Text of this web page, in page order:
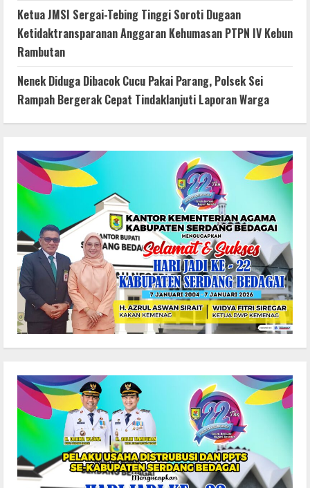
Ketua JMSI Sergai-Tebing Tinggi Soroti Dugaan
Ketidaktransparanan Anggaran Kehumasan PTPN IV Kebun
Rambutan
Nenek Diduga Dibacok Cucu Pakai Parang, Polsek Sei
Rampah Bergerak Cepat Tindaklanjuti Laporan Warga